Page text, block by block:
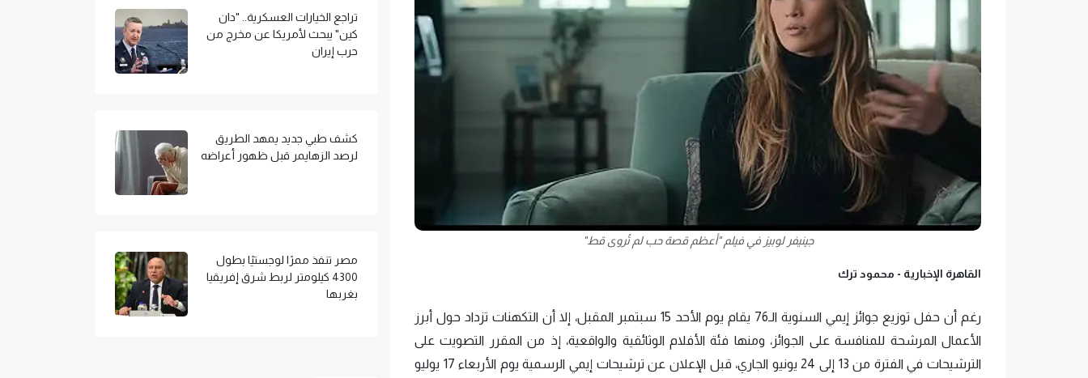
جينيفر لوبيز في فيلم "أعظم قصة حب لم تُروى قط"
القاهرة الإخبارية - محمود ترك
رغم أن حفل توزيع جوائز إيمي السنوية الـ76 يقام يوم الأحد 15 سبتمبر المقبل، إلا أن التكهنات تزداد حول أبرز
الأعمال المرشحة للمنافسة على الجوائز، ومنها فئة الأفلام الوثائقية والواقعية، إذ من المقرر التصويت على
الترشيحات في الفترة من 13 إلى 24 يونيو الجاري، قبل الإعلان عن ترشيحات إيمي الرسمية يوم الأربعاء 17 يوليو
تراجع الخيارات العسكرية.. "دان
كين" يبحث لأمريكا عن مخرج من
حرب إيران
كشف طبي جديد يمهد الطريق
لرصد الزهايمر قبل ظهور أعراضه
مصر تنفذ ممرًا لوجستيًا بطول
4300 كيلومتر لربط شرق إفريقيا
بغربها